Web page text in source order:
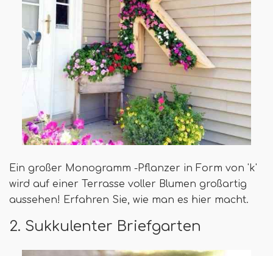
Ein großer Monogramm -Pflanzer in Form von 'k'
wird auf einer Terrasse voller Blumen großartig
aussehen! Erfahren Sie, wie man es hier macht.
2. Sukkulenter Briefgarten